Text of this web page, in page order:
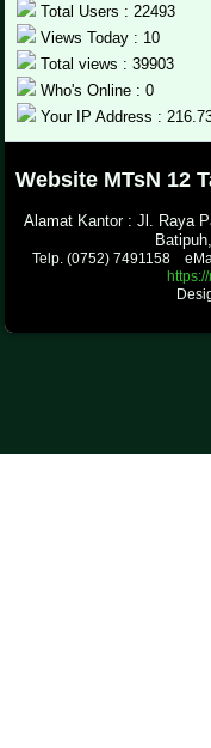
Total Users : 22493
Views Today : 10
Total views : 39903
Who's Online : 0
Your IP Address :
Website MTsN 12
Alamat Kantor : Jl. Raya
Telp. (0752) 7491158